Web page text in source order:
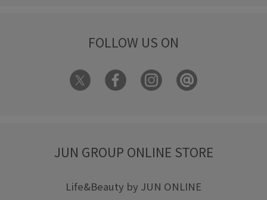
FOLLOW US ON
JUN GROUP ONLINE STORE
Life&Beauty by JUN ONLINE